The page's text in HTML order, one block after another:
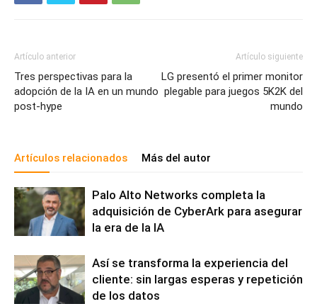
Artículo anterior
Tres perspectivas para la
adopción de la IA en un mundo
post-hype
Artículo siguiente
LG presentó el primer monitor
plegable para juegos 5K2K del
mundo
Artículos relacionados Más del autor
Palo Alto Networks completa la
adquisición de CyberArk para asegurar
la era de la IA
Así se transforma la experiencia del
cliente: sin largas esperas y repetición
de los datos